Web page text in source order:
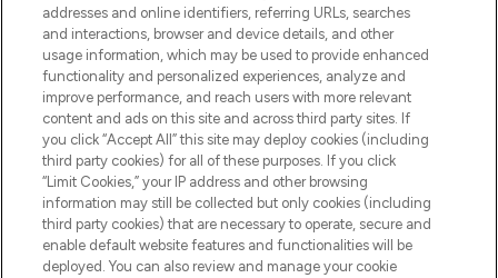
otrzyma ekskluzywne artykuły redakcyjne
z Sunday Supplement.
Zgoda na pliki cookie
Do Not Sell or Share My Personal
Information
POMOC & INFORMACJE
WAŻNE INFORMACJE
addresses and online identifiers, referring URLs, searches
and interactions, browser and device details, and other
usage information, which may be used to provide enhanced
functionality and personalized experiences, analyze and
improve performance, and reach users with more relevant
content and ads on this site and across third party sites. If
you click “Accept All” this site may deploy cookies (including
third party cookies) for all of these purposes. If you click
“Limit Cookies,” your IP address and other browsing
information may still be collected but only cookies (including
third party cookies) that are necessary to operate, secure and
enable default website features and functionalities will be
deployed. You can also review and manage your cookie